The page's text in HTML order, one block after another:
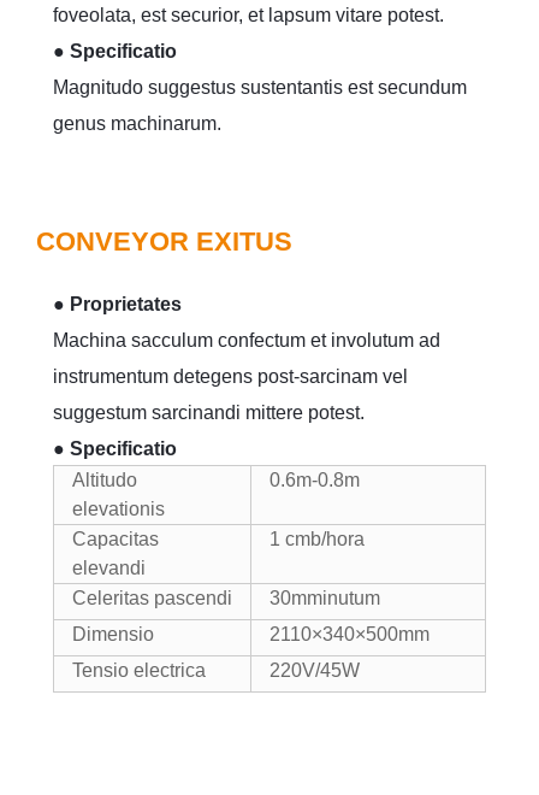
foveolata, est securior, et lapsum vitare potest.
● Specificatio
Magnitudo suggestus sustentantis est secundum
genus machinarum.
CONVEYOR EXITUS
● Proprietates
Machina sacculum confectum et involutum ad
instrumentum detegens post-sarcinam vel
suggestum sarcinandi mittere potest.
● Specificatio
Altitudo
elevationis
0.6m-0.8m
Capacitas
elevandi
1 cmb/hora
Celeritas pascendi
30mminutum
Dimensio
2110×340×500mm
Tensio electrica
220V/45W